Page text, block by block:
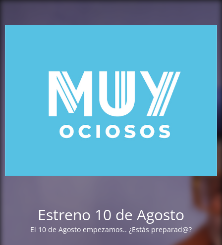
Estreno 10 de Agosto
El 10 de Agosto empezamos.. ¿Estás preparad@?